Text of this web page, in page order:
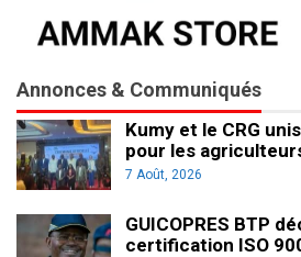
Annonces & Communiqués
Kumy et le CRG
pour les
7 Août, 2026
GUICOPRES BTP
certification ISO